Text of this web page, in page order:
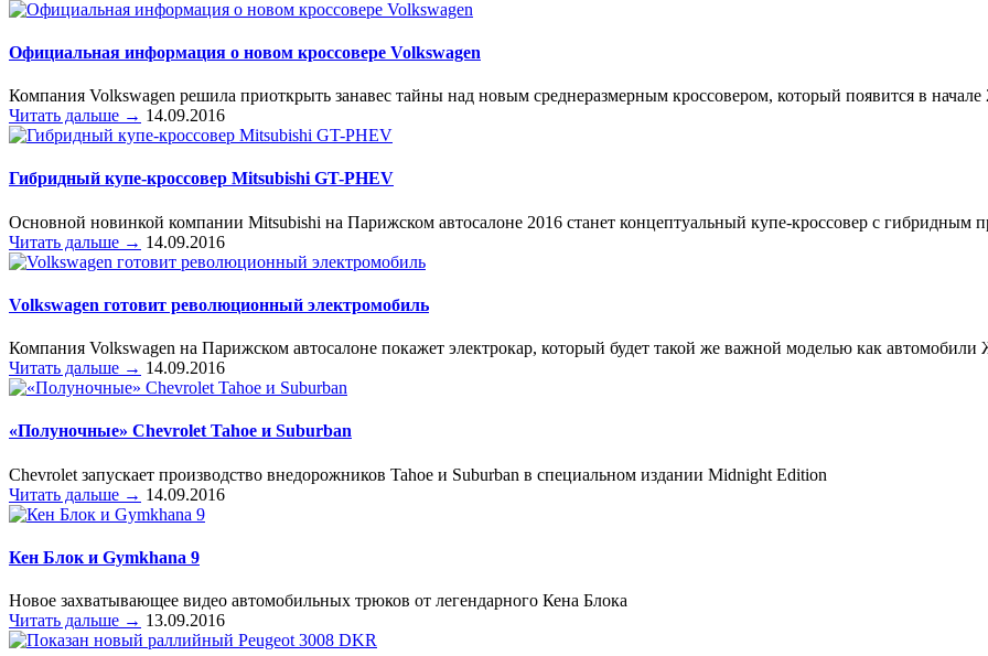
Официальная информация о новом кроссовере Volkswagen
Компания Volkswagen решила приоткрыть занавес тайны над новым среднеразмерным кроссовером, который появится в начале
Читать дальше → 14.09.2016
Гибридный купе-кроссовер Mitsubishi GT-PHEV
Основной новинкой компании Mitsubishi на Парижском автосалоне 2016 станет концептуальный купе-кроссовер с гибридным
Читать дальше → 14.09.2016
Volkswagen готовит революционный электромобиль
Компания Volkswagen на Парижском автосалоне покажет электрокар, который будет такой же важной моделью как автомобили
Читать дальше → 14.09.2016
«Полуночные» Chevrolet Tahoe и Suburban
Chevrolet запускает производство внедорожников Tahoe и Suburban в специальном издании Midnight Edition
Читать дальше → 14.09.2016
Кен Блок и Gymkhana 9
Новое захватывающее видео автомобильных трюков от легендарного Кена Блока
Читать дальше → 13.09.2016